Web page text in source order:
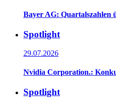
Bayer AG: Quartalszahlen
Spotlight
29.07.2026
Nvidia Corporation.:
Spotlight